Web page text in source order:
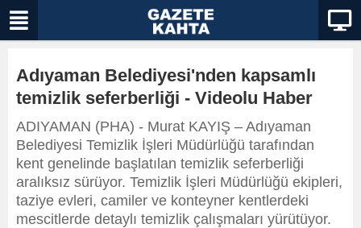
Adıyaman Belediyesi'nden kapsamlı
temizlik seferberliği - Videolu Haber
ADIYAMAN (PHA) - Murat KAYIŞ – Adıyaman
Belediyesi Temizlik İşleri Müdürlüğü tarafından
kent genelinde başlatılan temizlik seferberliği
aralıksız sürüyor. Temizlik İşleri Müdürlüğü ekipleri,
taziye evleri, camiler ve konteyner kentlerdeki
mescitlerde detaylı temizlik çalışmaları yürütüyor.